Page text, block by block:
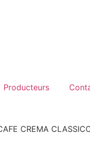
Producteurs
CREMA